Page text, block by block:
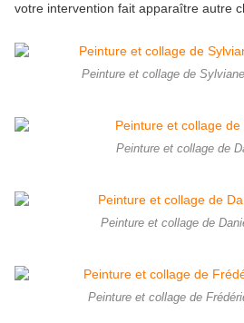
votre intervention fait apparaître autre
Peinture et collage de
Peinture et collage de
Peinture et collage de
Peinture et collage de